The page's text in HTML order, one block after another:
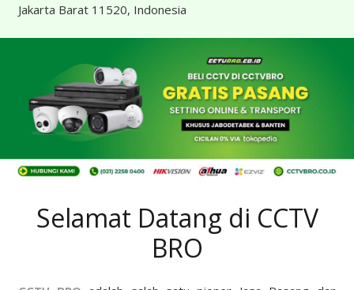
Jakarta Barat 11520, Indonesia
Selamat Datang di CCTV
BRO